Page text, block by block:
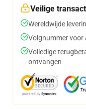
Veilige
Wereldwijde
Volgnummer voor
Volledige
ontvangen